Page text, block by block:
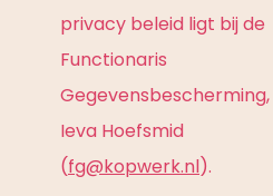
privacy beleid ligt bij de
Functionaris
Gegevensbescherming,
Ieva Hoefsmid
(fg@kopwerk.nl).